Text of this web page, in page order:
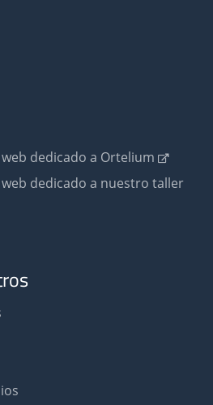
dedicado a Ortelium
dedicado a nuestro taller